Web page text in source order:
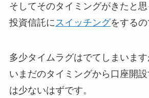
そしてそのタイミングがきたと
投資信託に スイッチングをするの
多少タイムラグはでてしまいます
いまだのタイミングから口座開
は少ないはずです。